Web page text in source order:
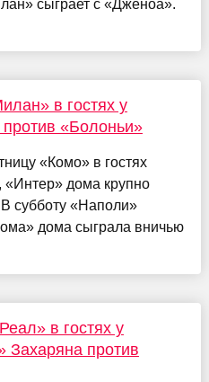
сыграет с «Дженоа».
в гостях у
«Болоньи»
«Комо» в гостях
«Интер» дома крупно
субботу «Наполи»
дома сыграла вничью
в гостях у
Захаряна против